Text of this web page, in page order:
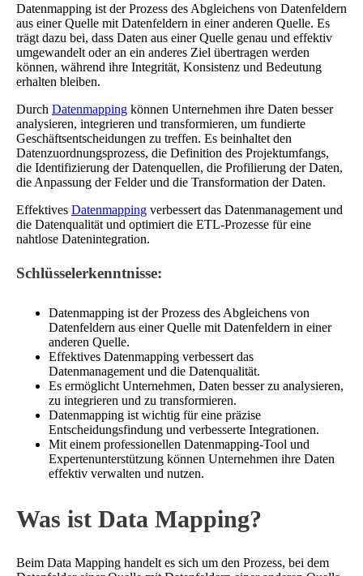
Datenmapping ist der Prozess des Abgleichens von Datenfeldern
aus einer Quelle mit Datenfeldern in einer anderen Quelle. Es
trägt dazu bei, dass Daten aus einer Quelle genau und effektiv
umgewandelt oder an ein anderes Ziel übertragen werden
können, während ihre Integrität, Konsistenz und Bedeutung
erhalten bleiben.
Durch Datenmapping können Unternehmen ihre Daten besser
analysieren, integrieren und transformieren, um fundierte
Geschäftsentscheidungen zu treffen. Es beinhaltet den
Datenzuordnungsprozess, die Definition des Projektumfangs,
die Identifizierung der Datenquellen, die Profilierung der Daten,
die Anpassung der Felder und die Transformation der Daten.
Effektives Datenmapping verbessert das Datenmanagement und
die Datenqualität und optimiert die ETL-Prozesse für eine
nahtlose Datenintegration.
Schlüsselerkenntnisse:
Datenmapping ist der Prozess des Abgleichens von
Datenfeldern aus einer Quelle mit Datenfeldern in einer
anderen Quelle.
Effektives Datenmapping verbessert das
Datenmanagement und die Datenqualität.
Es ermöglicht Unternehmen, Daten besser zu analysieren,
zu integrieren und zu transformieren.
Datenmapping ist wichtig für eine präzise
Entscheidungsfindung und verbesserte Integrationen.
Mit einem professionellen Datenmapping-Tool und
Expertenunterstützung können Unternehmen ihre Daten
effektiv verwalten und nutzen.
Was ist Data Mapping?
Beim Data Mapping handelt es sich um den Prozess, bei dem